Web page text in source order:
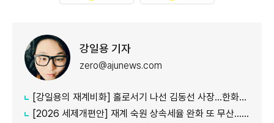
강일용 기자
zero@ajunews.com
[강일용의 재계비화] 홀로서기 나선 김동선 사장...한화M&S 향후 과제는?
[2026 세제개편안] 재계 숙원 상속세율 완화 또 무산...국내생산·석화 세제지원 실효성 의문